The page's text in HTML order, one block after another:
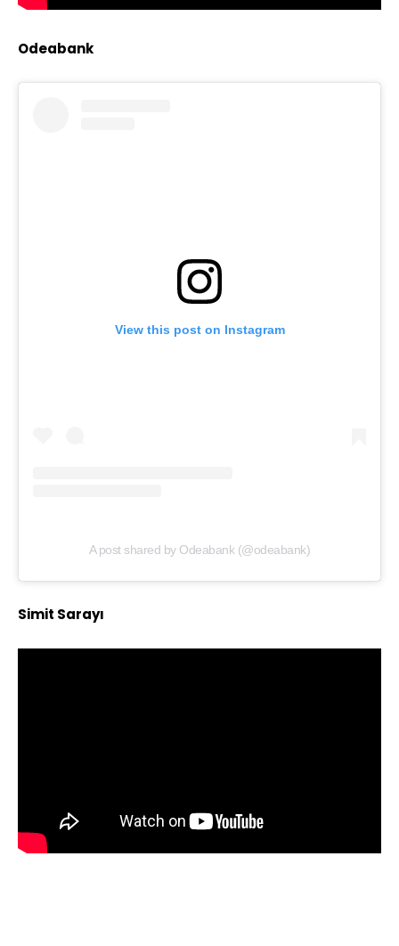
Odeabank
View this post on Instagram
A post shared by Odeabank (@odeabank)
Simit Sarayı